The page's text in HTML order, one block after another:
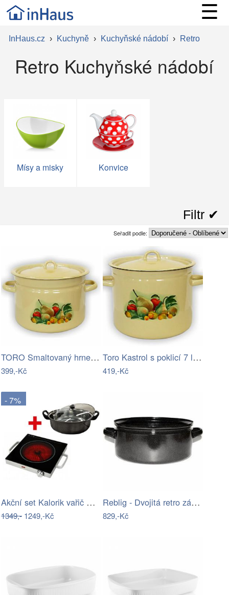
☰
InHaus.cz › Kuchyně › Kuchyňské nádobí › Retro
Retro Kuchyňské nádobí
Mísy a misky Konvice
Filtr ✔︎
Seřadit podle:
TORO Smaltovaný hrnec s poklicí 9l
399,-Kč
Toro Kastrol s poklicí 7 l béžový
419,-Kč
- 7%
Akční set Kalorik vařič CKP 1001 +…
1349,- 1249,-Kč
Reblig - Dvojitá retro zásuvka domovní…
829,-Kč